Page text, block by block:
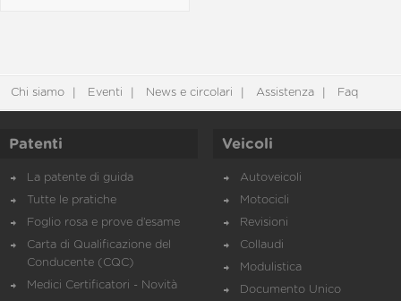
Chi siamo Eventi News e circolari Assistenza Faq
Patenti
La patente di guida
Tutte le pratiche
Foglio rosa e prove d’esame
Carta di Qualificazione del
Conducente (CQC)
Medici Certificatori - Novità
Veicoli
Autoveicoli
Motocicli
Revisioni
Collaudi
Modulistica
Documento Unico